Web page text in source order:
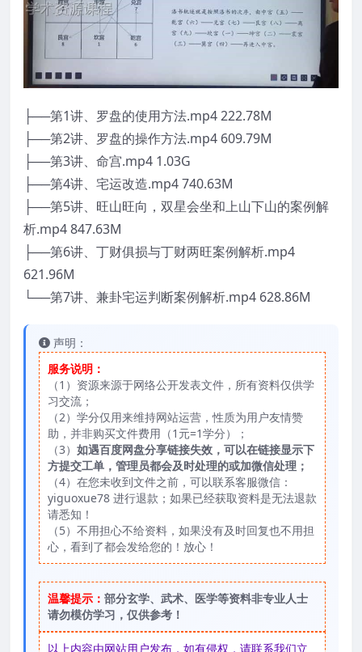
├──第1讲、罗盘的使用方法.mp4 222.78M
├──第2讲、罗盘的操作方法.mp4 609.79M
├──第3讲、命宫.mp4 1.03G
├──第4讲、宅运改造.mp4 740.63M
├──第5讲、旺山旺向，双星会坐和上山下山的案例解
析.mp4 847.63M
├──第6讲、丁财俱损与丁财两旺案例解析.mp4
621.96M
└──第7讲、兼卦宅运判断案例解析.mp4 628.86M
声明：
服务说明：
（1）资源来源于网络公开发表文件，所有资料仅供学
习交流；
（2）学分仅用来维持网站运营，性质为用户友情赞
助，并非购买文件费用（1元=1学分）；
（3） 如遇百度网盘分享链接失效，可以在链接显示下
方提交工单，管理员都会及时处理的或加微信处理；
（4）在您未收到文件之前，可以联系客服微信：
yiguoxue78 进行退款；如果已经获取资料是无法退款
请悉知！
（5）不用担心不给资料，如果没有及时回复也不用担
心，看到了都会发给您的！放心！
温馨提示： 部分玄学、武术、医学等资料非专业人士
请勿模仿学习，仅供参考！
以上内容由网站用户发布，如有侵权，请联系我们立